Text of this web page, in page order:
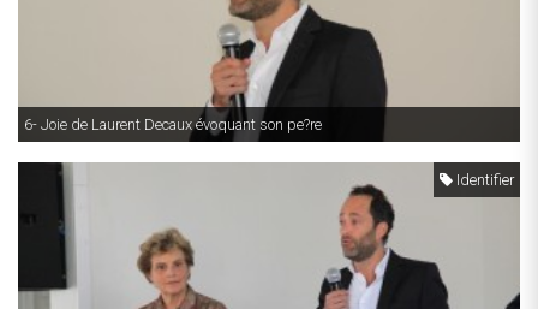
6- Joie de Laurent Decaux évoquant son pe?re
Identifier